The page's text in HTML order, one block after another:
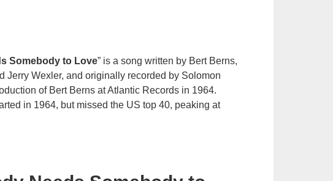
Somebody to Love” is a song written by Bert Berns,
Jerry Wexler, and originally recorded by Solomon
of Bert Berns at Atlantic Records in 1964.
in 1964, but missed the US top 40, peaking at